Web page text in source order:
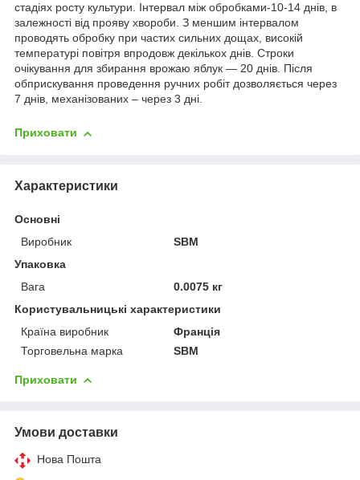
стадіях росту культури. Інтервал між обробками-10-14 днів, в
залежності від прояву хвороби. З меншим інтервалом
проводять обробку при частих сильних дощах, високій
температурі повітря впродовж декількох днів. Строки
очікування для збирання врожаю яблук — 20 днів. Після
обприскування проведення ручних робіт дозволяється через
7 днів, механізованих – через 3 дні.
Приховати
Характеристики
Основні
Виробник
SBM
Упаковка
Вага
0.0075 кг
Користувальницькі характеристики
Країна виробник
Франція
Торговельна марка
SBM
Приховати
Умови доставки
Нова Пошта